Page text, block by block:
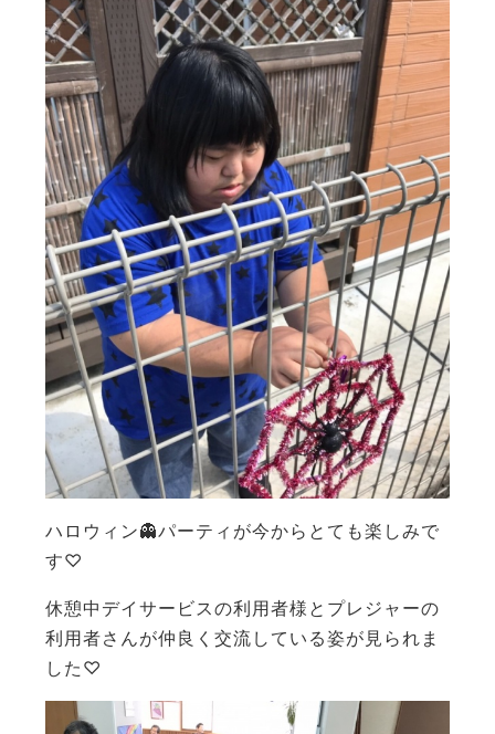
ハロウィン👻パーティが今からとても楽しみで
す♡
休憩中デイサービスの利用者様とプレジャーの
利用者さんが仲良く交流している姿が見られま
した♡